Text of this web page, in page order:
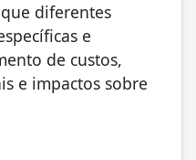
diferentes
e
de custos,
e impactos sobre